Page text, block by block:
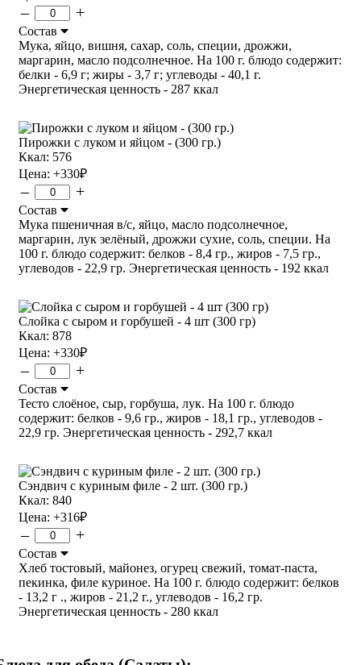
– +
Состав
Мука, яйцо, вишня, сахар, соль, специи, дрожжи,
маргарин, масло подсолнечное. На 100 г. блюдо содержит:
белки - 6,9 г; жиры - 3,7 г; углеводы - 40,1 г.
Энергетическая ценность - 287 ккал
Пирожки с луком и яйцом - (300 гр.)
Ккал: 576
Цена: +330₽
– +
Состав
Мука пшеничная в/с, яйцо, масло подсолнечное,
маргарин, лук зелёный, дрожжи сухие, соль, специи. На
100 г. блюдо содержит: белков - 8,4 гр., жиров - 7,5 гр.,
углеводов - 22,9 гр. Энергетическая ценность - 192 ккал
Слойка с сыром и горбушей - 4 шт (300 гр)
Ккал: 878
Цена: +330₽
– +
Состав
Тесто слоёное, сыр, горбуша, лук. На 100 г. блюдо
содержит: белков - 9,6 гр., жиров - 18,1 гр., углеводов -
22,9 гр. Энергетическая ценность - 292,7 ккал
Сэндвич с куриным филе - 2 шт. (300 гр.)
Ккал: 840
Цена: +316₽
– +
Состав
Хлеб тостовый, майонез, огурец свежий, томат-паста,
пекинка, филе куриное. На 100 г. блюдо содержит: белков
- 13,2 г ., жиров - 21,2 г., углеводов - 16,2 гр.
Энергетическая ценность - 280 ккал